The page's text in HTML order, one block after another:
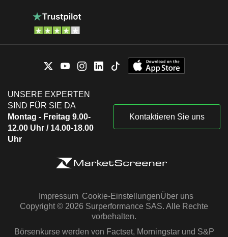
UNSERE EXPERTEN
SIND FÜR SIE DA
Montag - Freitag 9.00-
12.00 Uhr / 14.00-18.00
Uhr
Kontaktieren Sie uns
Impressum Cookie-EinstellungenÜber uns
Copyright © 2026 Surperformance SAS. Alle Rechte
vorbehalten.
Börsenkurse werden von Factset, Morningstar und S&P